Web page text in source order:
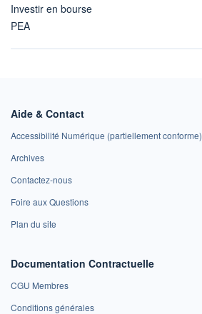
Investir en bourse
PEA
Aide & Contact
Accessibilité Numérique (partiellement conforme)
Archives
Contactez-nous
Foire aux Questions
Plan du site
Documentation Contractuelle
CGU Membres
Conditions générales